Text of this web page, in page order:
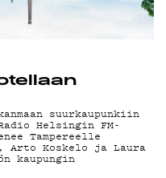
suurkaupunkiin
Helsingin FM-
Tampereelle
Arto Koskelo ja Laura
kaupungin